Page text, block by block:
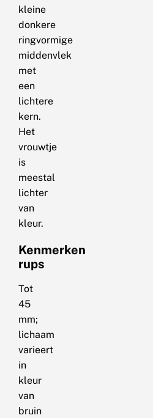
kleine
donkere
ringvormige
middenvlek
met
een
lichtere
kern.
Het
vrouwtje
is
meestal
lichter
van
kleur.
Kenmerken
rups
Tot
45
mm;
lichaam
varieert
in
kleur
van
bruin